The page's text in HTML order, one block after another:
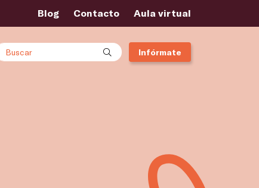
Blog Contacto Aula virtual
Infórmate